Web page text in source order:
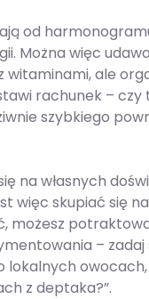
od
Można więc
witaminami, ale
rachunek – czy
szybkiego
na własnych
więc skupiać się
możesz
– zadaj
lokalnych
z deptaka?”.